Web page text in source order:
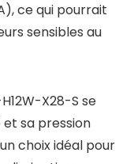
ce qui pourrait
sensibles au
X28-S se
et sa pression
choix idéal pour